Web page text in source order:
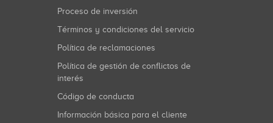
Proceso de inversión
Términos y condiciones del servicio
Política de reclamaciones
Política de gestión de conflictos de
interés
Código de conducta
Información básica para el cliente